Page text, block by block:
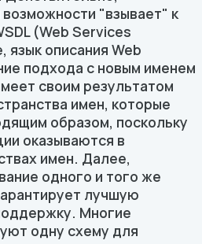
"взывает" к
(Web Services
описания Web
подхода с новым именем
своим результатом
имен, которые
образом, поскольку
оказываются в
имен. Далее,
одного и того же
лучшую
Многие
одну схему для